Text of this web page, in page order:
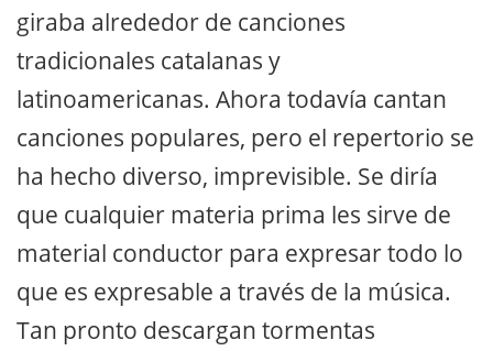
giraba alrededor de canciones
tradicionales catalanas y
latinoamericanas. Ahora todavía cantan
canciones populares, pero el repertorio se
ha hecho diverso, imprevisible. Se diría
que cualquier materia prima les sirve de
material conductor para expresar todo lo
que es expresable a través de la música.
Tan pronto descargan tormentas